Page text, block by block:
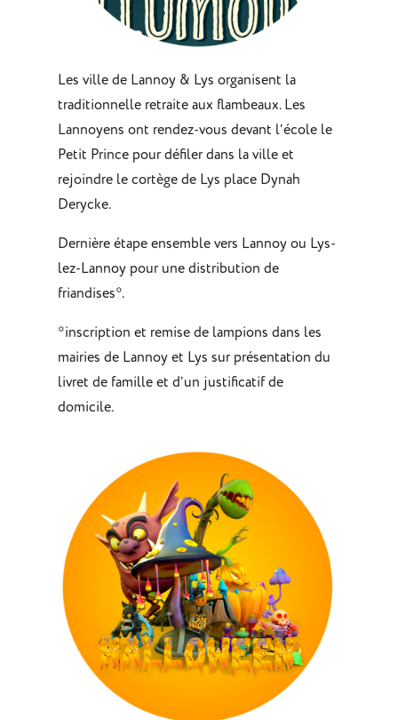
Les ville de Lannoy & Lys organisent la
traditionnelle retraite aux flambeaux. Les
Lannoyens ont rendez-vous devant l’école le
Petit Prince pour défiler dans la ville et
rejoindre le cortège de Lys place Dynah
Derycke.
Dernière étape ensemble vers Lannoy ou Lys-
lez-Lannoy pour une distribution de
friandises*.
*inscription et remise de lampions dans les
mairies de Lannoy et Lys sur présentation du
livret de famille et d’un justificatif de
domicile.